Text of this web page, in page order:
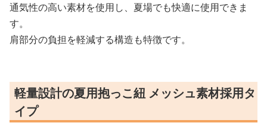
通気性の高い素材を使用し、夏場でも快適に使用できま
す。
肩部分の負担を軽減する構造も特徴です。
軽量設計の夏用抱っこ紐 メッシュ素材採用タ
イプ